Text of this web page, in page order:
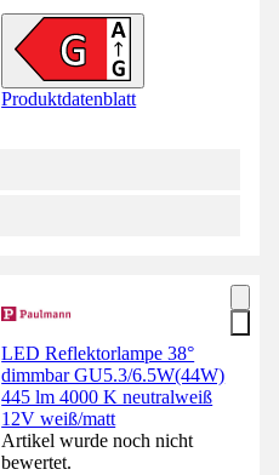
Produktdatenblatt
LED Reflektorlampe 38°
dimmbar GU5.3/6.5W(44W)
445 lm 4000 K neutralweiß
12V weiß/matt
Artikel wurde noch nicht
bewertet.